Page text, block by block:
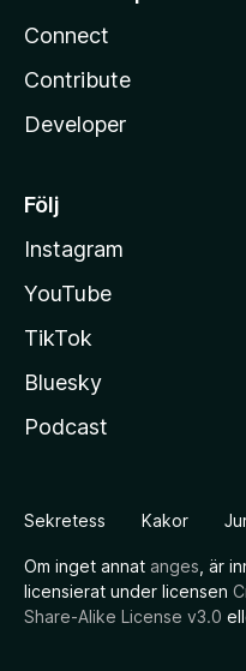
Connect
Contribute
Developer
Följ
Instagram
YouTube
TikTok
Bluesky
Podcast
Sekretess Kakor
Om inget annat anges , är
licensierat under licensen
Share-Alike License v3.0